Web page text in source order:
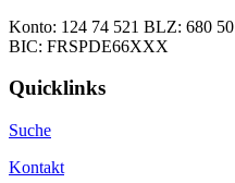
Konto: 124 74 521 BLZ: 680
BIC: FRSPDE66XXX
Quicklinks
Suche
Kontakt